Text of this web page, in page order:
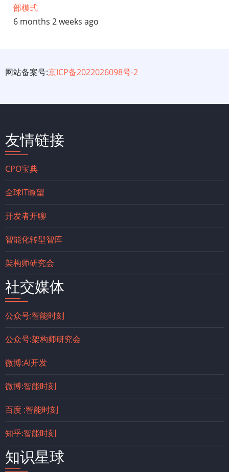
部模式
6 months 2 weeks ago
网站备案号:京ICP备2022026098号-2
友情链接
CPO宝典
全球IT瞭望
开发者开聊
智能化转型智库
架构师研究会
社交媒体
公众号:智能时刻
公众号:架构师研究会
微博:AI开发
微博:智能时刻
百度 :智能时刻
知乎:智能时刻
知识星球